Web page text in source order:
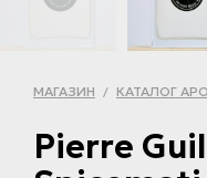
МАГАЗИН / КАТАЛОГ
Pierre